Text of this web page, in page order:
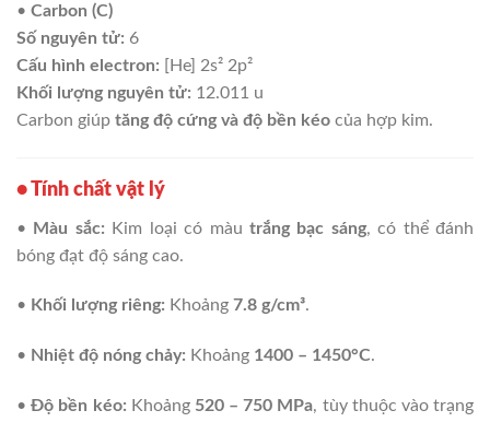
• Carbon (C)
Số nguyên tử: 6
Cấu hình electron: [He] 2s² 2p²
Khối lượng nguyên tử: 12.011 u
Carbon giúp tăng độ cứng và độ bền kéo của hợp kim.
• Tính chất vật lý
• Màu sắc: Kim loại có màu trắng bạc sáng, có thể đánh
bóng đạt độ sáng cao.
• Khối lượng riêng: Khoảng 7.8 g/cm³.
• Nhiệt độ nóng chảy: Khoảng 1400 – 1450°C.
•Độ bền kéo: Khoảng 520 – 750 MPa, tùy thuộc vào trạng